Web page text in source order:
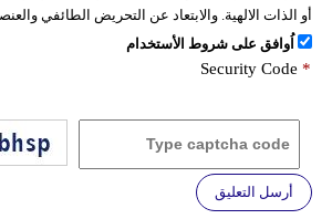
أو الذات الالهية. والابتعاد عن التحريض الطائفي
اُوافق على شروط الأستخدام
Security Code *
أرسل التعليق